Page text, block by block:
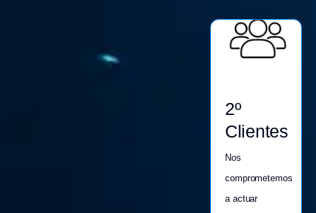
2º
Clientes
Nos
comprometemos
a actuar